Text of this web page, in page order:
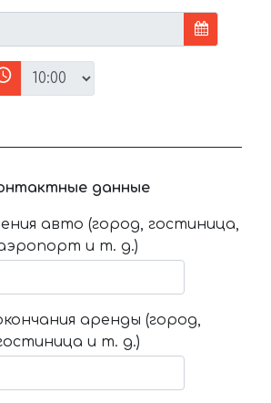
данные
авто (город, гостиница,
и т. д.)
аренды (город,
и т. д.)